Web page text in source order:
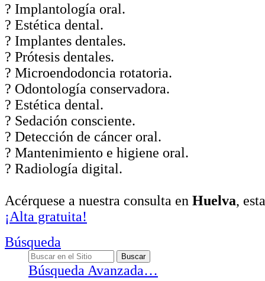
? Implantología oral.
? Estética dental.
? Implantes dentales.
? Prótesis dentales.
? Microendodoncia rotatoria.
? Odontología conservadora.
? Estética dental.
? Sedación consciente.
? Detección de cáncer oral.
? Mantenimiento e higiene oral.
? Radiología digital.
Acérquese a nuestra consulta en Huelva,
¡Alta gratuita!
Búsqueda
Búsqueda Avanzada…